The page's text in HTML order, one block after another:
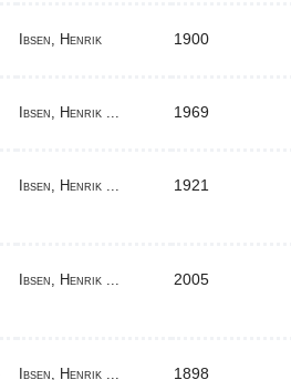
Ibsen, Henrik 1900
Ibsen, Henrik ... 1969
Ibsen, Henrik ... 1921
Ibsen, Henrik ... 2005
Ibsen, Henrik ... 1898